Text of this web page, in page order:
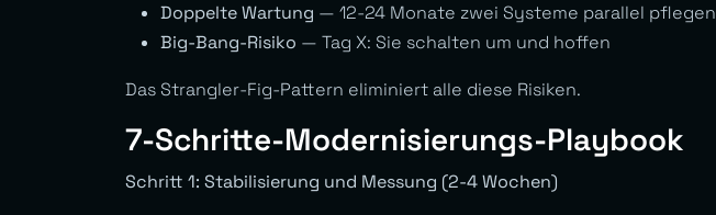
Doppelte Wartung — 12-24 Monate zwei Systeme parallel pflegen
Big-Bang-Risiko — Tag X: Sie schalten um und hoffen
Das Strangler-Fig-Pattern eliminiert alle diese Risiken.
7-Schritte-Modernisierungs-Playbook
Schritt 1: Stabilisierung und Messung (2-4 Wochen)